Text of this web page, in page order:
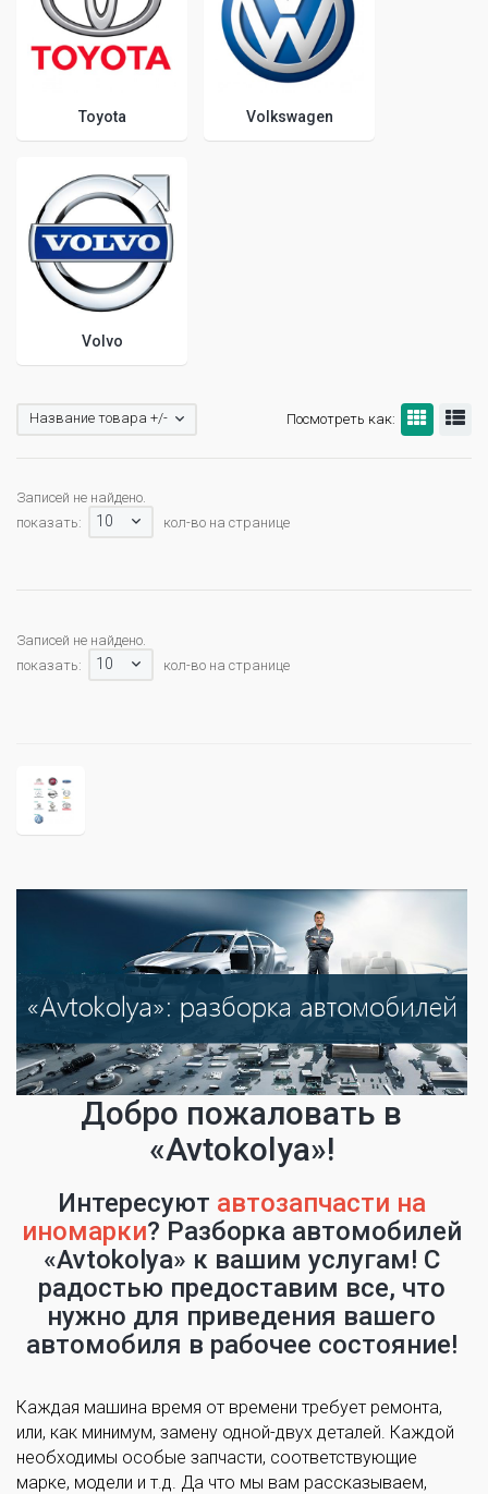
Toyota Volkswagen
Volvo
Посмотреть как:
Название товара +/-
Записей не найдено.
показать:
10 кол-во на странице
Записей не найдено.
показать:
10 кол-во на странице
Добро пожаловать в
«Avtokolya»!
Интересуют автозапчасти на
иномарки? Разборка автомобилей
«Avtokolya» к вашим услугам! С
радостью предоставим все, что
нужно для приведения вашего
автомобиля в рабочее состояние!
Каждая машина время от времени требует ремонта,
или, как минимум, замену одной-двух деталей. Каждой
необходимы особые запчасти, соответствующие
марке, модели и т.д. Да что мы вам рассказываем,